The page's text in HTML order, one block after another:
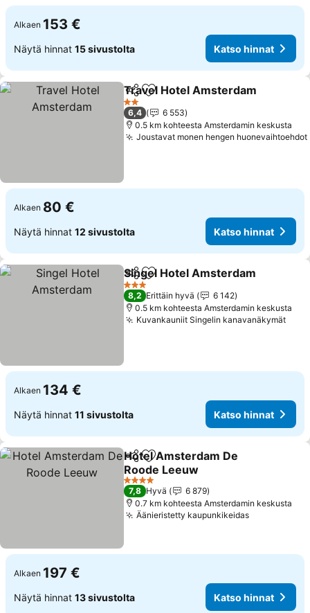
Alkaen 153 €
Näytä hinnat 15 sivustolta Katso hinnat
Jaa Lisää suosikkeihin
Travel Hotel Amsterdam
2 Tähtiluokitus
6,4
6 553
0.5 km kohteesta Amsterdamin keskusta
Joustavat monen hengen huonevaihtoehdot
Alkaen 80 €
Näytä hinnat 12 sivustolta Katso hinnat
Jaa Lisää suosikkeihin
Singel Hotel Amsterdam
3 Tähtiluokitus
8,2 Erittäin hyvä
6 142
0.5 km kohteesta Amsterdamin keskusta
Kuvankauniit Singelin kanavanäkymät
Alkaen 134 €
Näytä hinnat 11 sivustolta Katso hinnat
Jaa Lisää suosikkeihin
Hotel Amsterdam De
Roode Leeuw
Katso hinnat
4 Tähtiluokitus
7,8 Hyvä
6 879
0.7 km kohteesta Amsterdamin keskusta
Äänieristetty kaupunkikeidasKatso
Alkaen 197 €
Näytä hinnat 13 sivustolta Katso hinnat